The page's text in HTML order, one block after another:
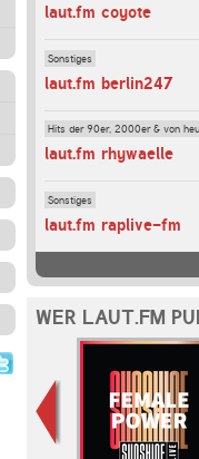
laut.fm coyote
Sonstiges
laut.fm berlin247
Hits der 90er, 2000er & von
laut.fm rhywaelle
Sonstiges
laut.fm raplive-fm
WER LAUT.FM